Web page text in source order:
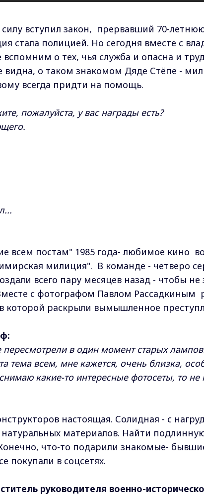
силу вступил закон, прервавший 70-
стала полицией. Но сегодня вместе с
о тех, чья служба и опасна и
видна, о таком знакомом Дяде Стёпе -
всегда придти на помощь.
пожалуйста, у вас награды есть?
всем постам" 1985 года- любимое кино
милиция". В команде - четверо
всего пару месяцев назад - чтобы не
с фотографом Павлом Рассадкиным
которой раскрыли вымышленное
пересмотрели в один момент старых
тема всем, мне кажется, очень близка,
какие-то интересные фотосеты, то не
настоящая. Солидная - с
натуральных материалов. Найти
что-то подарили знакомые-
покупали в соцсетях.
руководителя военно-